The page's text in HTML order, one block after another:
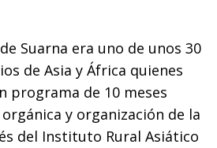
Suarna era uno de unos 30
de Asia y África quienes
programa de 10 meses
y organización de la
del Instituto Rural Asiático